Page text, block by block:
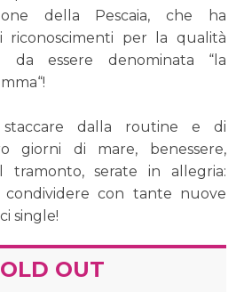
della Pescaia, che ha
riconoscimenti per la qualità
da essere denominata “la
dalla routine e di
giorni di mare, benessere,
tramonto, serate in allegria:
con tante nuove
single!
OUT